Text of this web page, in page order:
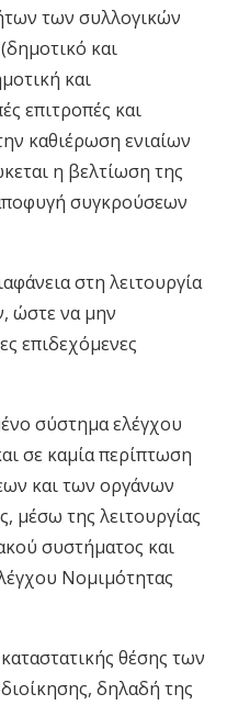
των συλλογικών
και
και
επιτροπές και
καθιέρωση ενιαίων
η βελτίωση της
συγκρούσεων
στη λειτουργία
ώστε να μην
επιδεχόμενες
σύστημα ελέγχου
σε καμία περίπτωση
και των οργάνων
μέσω της λειτουργίας
συστήματος και
Νομιμότητας
θέσης των
δηλαδή της